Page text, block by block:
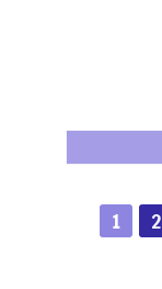
1 2